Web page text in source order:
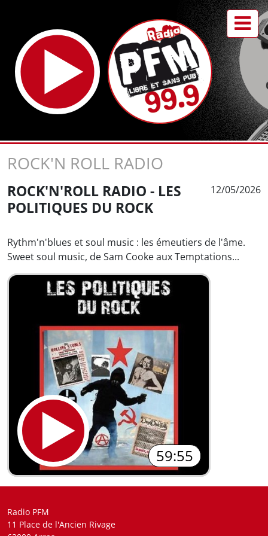
ROCK'N ROLL RADIO
ROCK'N'ROLL RADIO - LES
POLITIQUES DU ROCK
12/05/2026
Rythm'n'blues et soul music : les émeutiers de l'âme.
Sweet soul music, de Sam Cooke aux Temptations...
59:55
Radio PFM
11 Place de l'Ancien Rivage